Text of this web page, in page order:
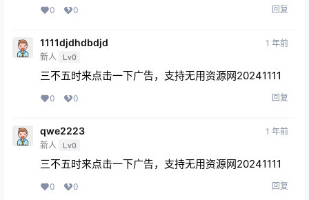
0 0 回复
1111djdhdbdjd
新人 Lv0
1 年前
三不五时来点击一下广告，支持无用资源网20241111
0 0 回复
qwe2223
新人 Lv0
1 年前
三不五时来点击一下广告，支持无用资源网20241111
0 0 回复